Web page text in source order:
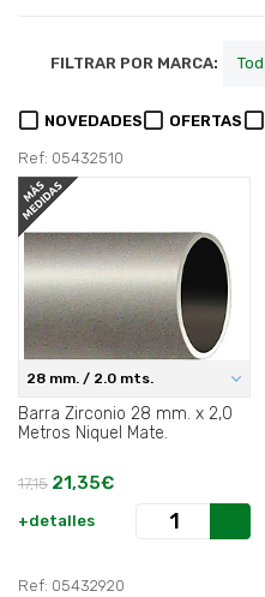
FILTRAR POR MARCA:
NOVEDADES OFERTAS
Ref: 05432510
28 mm. / 2.0 mts.
Barra Zirconio 28 mm. x 2,0
Metros Niquel Mate.
17,15 21,35€
+detalles
Ref: 05432920